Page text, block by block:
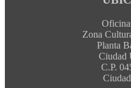
Zona
Planta
Ciudad
C.P.